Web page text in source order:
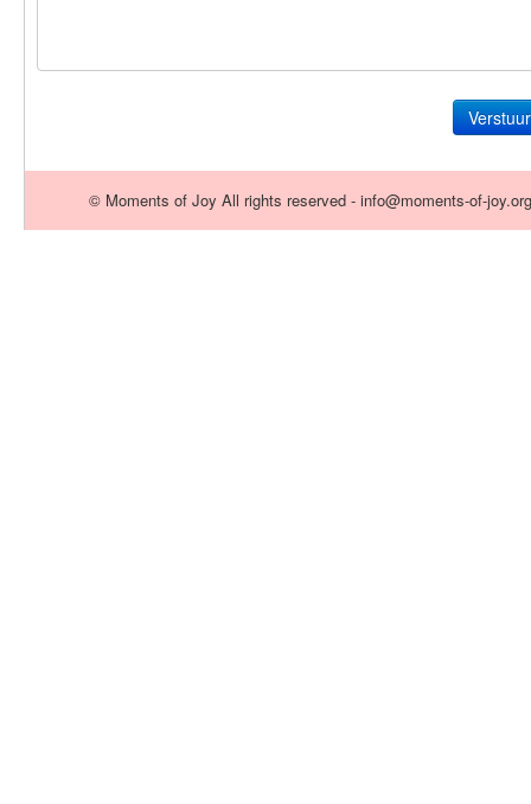
Verstuur
© Moments of Joy All rights reserved - info@moments-of-